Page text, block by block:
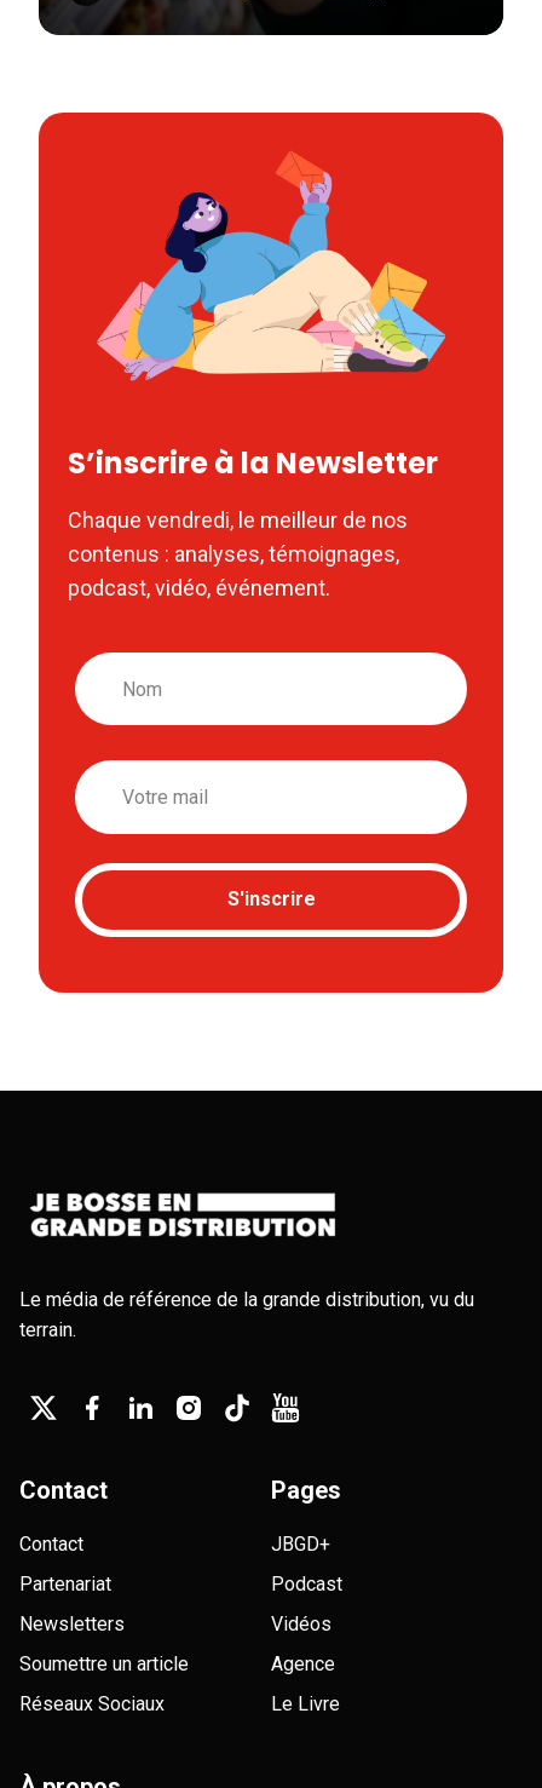
S’inscrire à la Newsletter
Chaque vendredi, le meilleur de nos
contenus : analyses, témoignages,
podcast, vidéo, événement.
Nom
Email
S'inscrire
Le média de référence de la grande distribution, vu du
terrain.
Contact
Contact
Partenariat
Newsletters
Soumettre un article
Réseaux Sociaux
Pages
JBGD+
Podcast
Vidéos
Agence
Le Livre